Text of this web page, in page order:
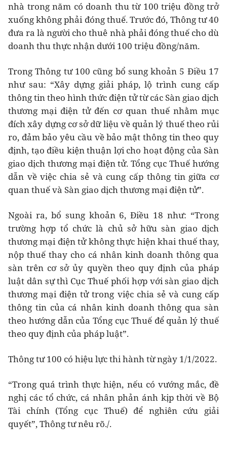
nhà trong năm có doanh thu từ 100 triệu đồng trở
xuống không phải đóng thuế. Trước đó, Thông tư 40
đưa ra là người cho thuê nhà phải đóng thuế cho dù
doanh thu thực nhận dưới 100 triệu đồng/năm.
Trong Thông tư 100 cũng bổ sung khoản 5 Điều 17
như sau: “Xây dựng giải pháp, lộ trình cung cấp
thông tin theo hình thức điện tử từ các Sàn giao dịch
thương mại điện tử đến cơ quan thuế nhằm mục
đích xây dựng cơ sở dữ liệu về quản lý thuế theo rủi
ro, đảm bảo yêu cầu về bảo mật thông tin theo quy
định, tạo điều kiện thuận lợi cho hoạt động của Sàn
giao dịch thương mại điện tử. Tổng cục Thuế hướng
dẫn về việc chia sẻ và cung cấp thông tin giữa cơ
quan thuế và Sàn giao dịch thương mại điện tử”.
Ngoài ra, bổ sung khoản 6, Điều 18 như: “Trong
trường hợp tổ chức là chủ sở hữu sàn giao dịch
thương mại điện tử không thực hiện khai thuế thay,
nộp thuế thay cho cá nhân kinh doanh thông qua
sàn trên cơ sở ủy quyền theo quy định của pháp
luật dân sự thì Cục Thuế phối hợp với sàn giao dịch
thương mại điện tử trong việc chia sẻ và cung cấp
thông tin của cá nhân kinh doanh thông qua sàn
theo hướng dẫn của Tổng cục Thuế để quản lý thuế
theo quy định của pháp luật”.
Thông tư 100 có hiệu lực thi hành từ ngày 1/1/2022.
“Trong quá trình thực hiện, nếu có vướng mắc, đề
nghị các tổ chức, cá nhân phản ánh kịp thời về Bộ
Tài chính (Tổng cục Thuế) để nghiên cứu giải
quyết”, Thông tư nêu rõ./.